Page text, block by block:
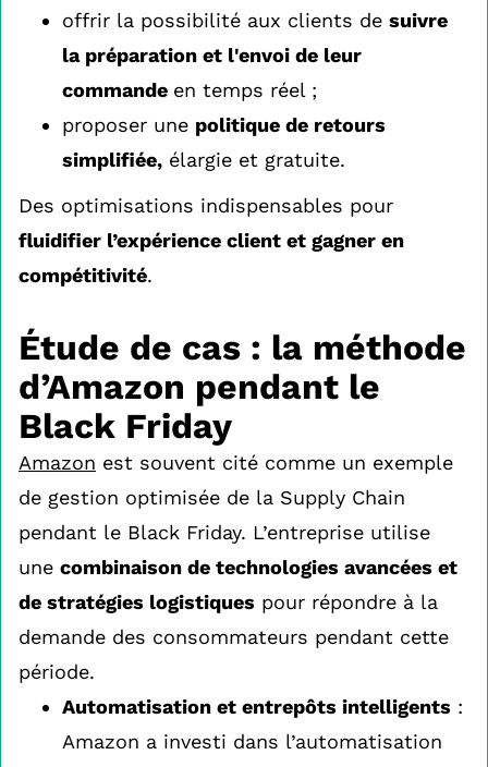
offrir la possibilité aux clients de suivre
la préparation et l'envoi de leur
commande en temps réel ;
proposer une politique de retours
simplifiée, élargie et gratuite.
Des optimisations indispensables pour
fluidifier l’expérience client et gagner en
compétitivité.
Étude de cas : la méthode
d’Amazon pendant le
Black Friday
Amazon est souvent cité comme un exemple
de gestion optimisée de la Supply Chain
pendant le Black Friday. L’entreprise utilise
une combinaison de technologies avancées et
de stratégies logistiques pour répondre à la
demande des consommateurs pendant cette
période.
Automatisation et entrepôts intelligents :
Amazon a investi dans l’automatisation